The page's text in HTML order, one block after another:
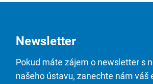
Newsletter
Pokud máte zájem o newsletter s
našeho ústavu, zanechte nám váš